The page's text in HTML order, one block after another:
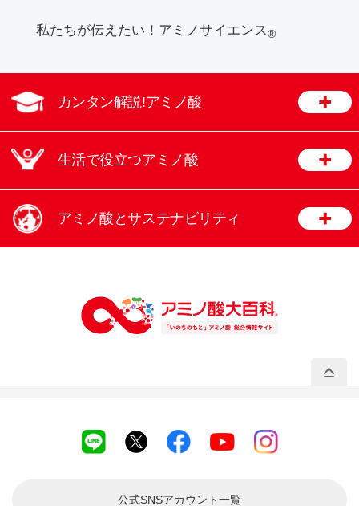
私たちが伝えたい！ アミノサイエンス®
カンタン解説!アミノ酸
生活で役立つアミノ酸
アミノ酸とサステナビリティ
公式SNSアカウント一覧